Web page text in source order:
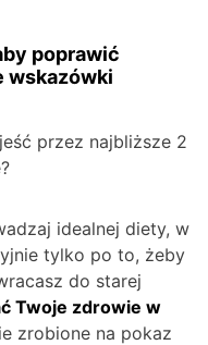
poprawić
wskazówki
przez najbliższe 2
idealnej diety, w
tylko po to, żeby
do starej
Twoje zdrowie w
zrobione na pokaz